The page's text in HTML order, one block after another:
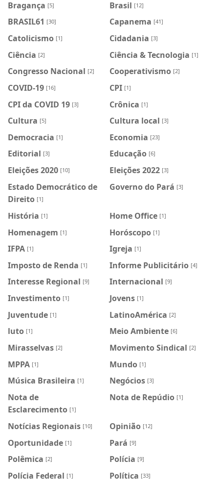
Bragança [5] Brasil [12]
BRASIL61 [30] Capanema [41]
Catolicismo [1] Cidadania [3]
Ciência [2] Ciência & Tecnologia [1]
Congresso Nacional [2] Cooperativismo [2]
COVID-19 [16] CPI [1]
CPI da COVID 19 [3] Crônica [1]
Cultura [5] Cultura local [3]
Democracia [1] Economia [23]
Editorial [3] Educação [6]
Eleições 2020 [10] Eleições 2022 [3]
Estado Democrático de
Direito [1]
Governo do Pará [3]
História [1] Home Office [1]
Homenagem [1] Horóscopo [1]
IFPA [1] Igreja [1]
Imposto de Renda [1] Informe Publicitário [4]
Interesse Regional [9] Internacional [9]
Investimento [1] Jovens [1]
Juventude [1] LatinoAmérica [2]
luto [1] Meio Ambiente [6]
Mirasselvas [2] Movimento Sindical [2]
MPPA [1] Mundo [1]
Música Brasileira [1] Negócios [3]
Nota de
Esclarecimento [1]
Nota de Repúdio [1]
Notícias Regionais [10] Opinião [12]
Oportunidade [1] Pará [9]
Polêmica [2] Polícia [9]
Polícia Federal [1] Política [33]